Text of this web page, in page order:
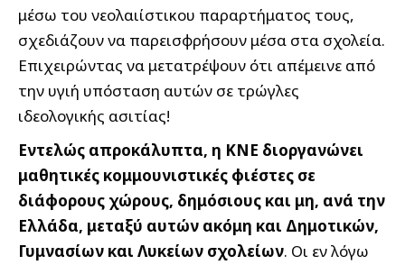
μέσω του νεολαιίστικου παραρτήματος τους,
σχεδιάζουν να παρεισφρήσουν μέσα στα σχολεία.
Επιχειρώντας να μετατρέψουν ότι απέμεινε από
την υγιή υπόσταση αυτών σε τρώγλες
ιδεολογικής ασιτίας!
Εντελώς απροκάλυπτα, η ΚΝΕ διοργανώνει
μαθητικές κομμουνιστικές φιέστες σε
διάφορους χώρους, δημόσιους και μη, ανά την
Ελλάδα, μεταξύ αυτών ακόμη και Δημοτικών,
Γυμνασίων και Λυκείων σχολείων. Οι εν λόγω